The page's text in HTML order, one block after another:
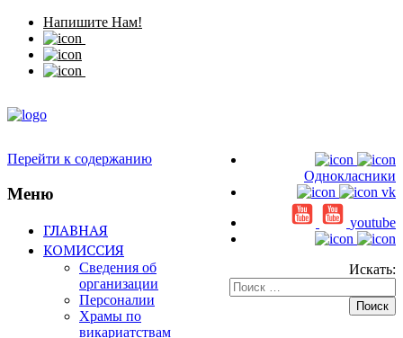
Напишите Нам!
Однокласники
vk
youtube
Искать:
Перейти к содержанию
Меню
ГЛАВНАЯ
КОМИССИЯ
Сведения об
организации
Персоналии
Храмы по
викариатствам